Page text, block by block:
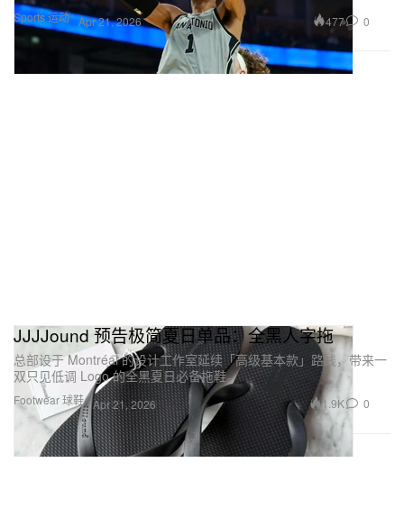
Sports 运动 Apr 21, 2026
477 0
Footwear 球鞋
JJJJound 预告极简夏日单品：全黑人字拖
总部设于 Montréal 的设计工作室延续「高级基本款」路线，带来一
双只见低调 Logo 的全黑夏日必备拖鞋。
Apr 21, 2026 1.9K 0